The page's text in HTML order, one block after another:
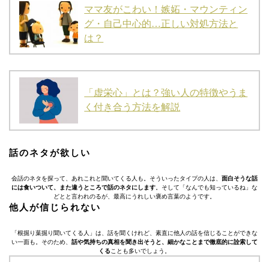
ママ友がこわい！嫉妬・マウンティン
グ・自己中心的…正しい対処方法と
は？
「虚栄心」とは？強い人の特徴やうま
く付き合う方法を解説
話のネタが欲しい
会話のネタを探って、あれこれと聞いてくる人も。そういったタイプの人は、 面白そうな話
には食いついて、また違うところで話のネタにします 。そして「なんでも知っているね」な
どとと言われのるが、最高にうれしい褒め言葉のようです。
他人が信じられない
「根掘り葉掘り聞いてくる人」は、話を聞くけれど、素直に他人の話を信じることができな
い一面も。そのため、 話や気持ちの真相を聞き出そうと、細かなことまで徹底的に詮索して
くる ことも多いでしょう。